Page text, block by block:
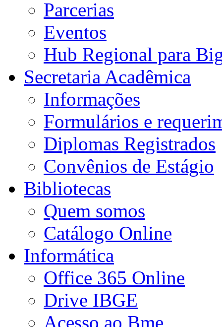
Parcerias
Eventos
Hub Regional para
Secretaria Acadêmica
Informações
Formulários e
Diplomas Registrados
Convênios de Estágio
Bibliotecas
Quem somos
Catálogo Online
Informática
Office 365 Online
Drive IBGE
Acesso ao Bme